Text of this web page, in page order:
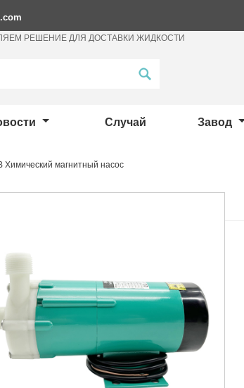
РЕШЕНИЕ ДЛЯ ДОСТАВКИ ЖИДКОСТИ
Случай Завод
магнитный насос